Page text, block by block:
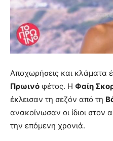
Αποχωρήσεις και κλάματα
Πρωινό φέτος. Η Φαίη
έκλεισαν τη σεζόν από τη
ανακοίνωσαν οι ίδιοι
την επόμενη χρονιά.